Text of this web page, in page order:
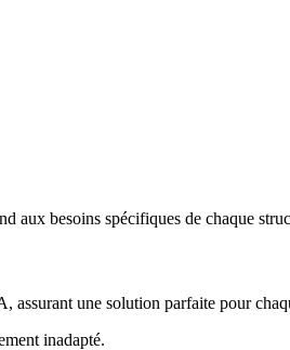
aux besoins spécifiques de chaque
assurant une solution parfaite pour
inadapté.